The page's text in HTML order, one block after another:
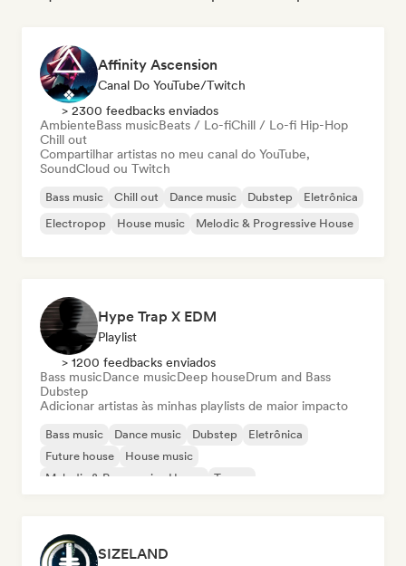
Affinity Ascension
Canal Do YouTube/Twitch
> 2300 feedbacks enviados
AmbienteBass musicBeats / Lo-fiChill / Lo-fi Hip-Hop
Chill out
Compartilhar artistas no meu canal do YouTube,
SoundCloud ou Twitch
Bass music Chill out Dance music Dubstep
Eletrônica
Electropop
House music Melodic & Progressive House
Hype Trap X EDM
Playlist
> 1200 feedbacks enviados
Bass musicDance musicDeep houseDrum and Bass
Dubstep
Adicionar artistas às minhas playlists de maior impacto
Bass music Dance music Dubstep
Eletrônica
Future house
House music
Melodic & Progressive House
Trance
SIZELAND